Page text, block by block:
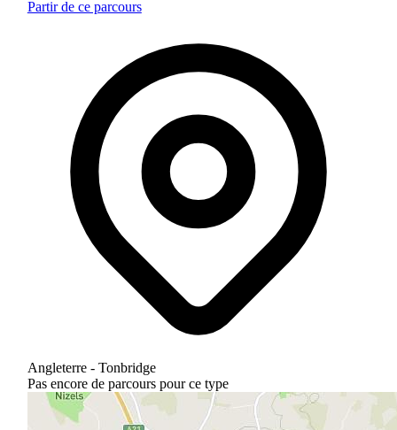
Partir de ce parcours
Angleterre - Tonbridge
Pas encore de parcours pour ce type